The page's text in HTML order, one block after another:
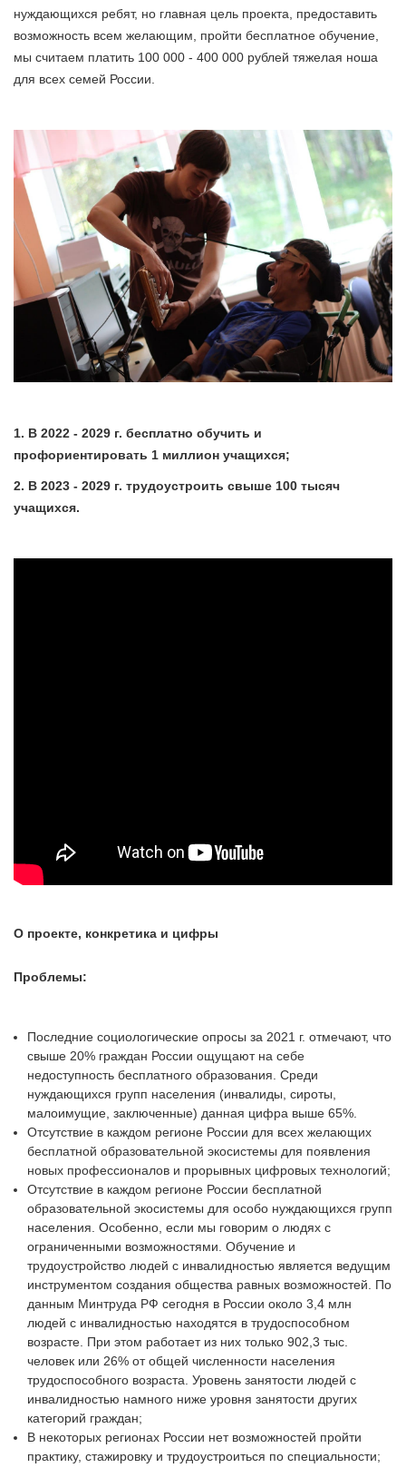
нуждающихся ребят, но главная цель проекта, предоставить
возможность всем желающим, пройти бесплатное обучение,
мы считаем платить 100 000 - 400 000 рублей тяжелая ноша
для всех семей России.
1. В 2022 - 2029 г. бесплатно обучить и
профориентировать 1 миллион учащихся;
2. В 2023 - 2029 г. трудоустроить свыше 100 тысяч
учащихся.
О проекте, конкретика и цифры
Проблемы:
Последние социологические опросы за 2021 г. отмечают, что
свыше 20% граждан России ощущают на себе
недоступность бесплатного образования. Среди
нуждающихся групп населения (инвалиды, сироты,
малоимущие, заключенные) данная цифра выше 65%.
Отсутствие в каждом регионе России для всех желающих
бесплатной образовательной экосистемы для появления
новых профессионалов и прорывных цифровых технологий;
Отсутствие в каждом регионе России бесплатной
образовательной экосистемы для особо нуждающихся групп
населения. Особенно, если мы говорим о людях с
ограниченными возможностями. Обучение и
трудоустройство людей с инвалидностью является ведущим
инструментом создания общества равных возможностей. По
данным Минтруда РФ сегодня в России около 3,4 млн
людей с инвалидностью находятся в трудоспособном
возрасте. При этом работает из них только 902,3 тыс.
человек или 26% от общей численности населения
трудоспособного возраста. Уровень занятости людей с
инвалидностью намного ниже уровня занятости других
категорий граждан;
В некоторых регионах России нет возможностей пройти
практику, стажировку и трудоустроиться по специальности;